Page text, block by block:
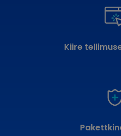
Kiire